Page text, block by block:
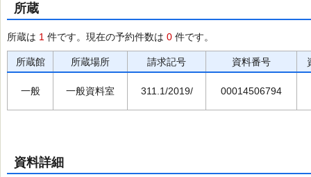
所蔵
所蔵は 1 件です。現在の予約件数は 0 件です。
所蔵館 所蔵場所 請求記号 資料番号
一般 一般資料室 311.1/2019/ 00014506794
資料詳細